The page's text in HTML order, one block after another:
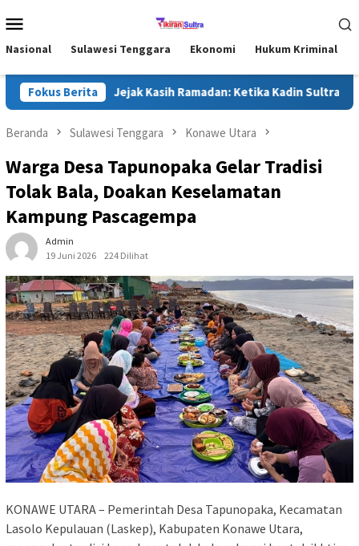
ke
Mobile
Nasional Sulawesi Tenggara Ekonomi Hukum Kriminal
Fokus BeritaJejak Kasih Ramadan: Ketika Kadin Sultra Memeluk
Beranda Sulawesi Tenggara Konawe Utara
Warga Desa Tapunopaka Gelar Tradisi
Tolak Bala, Doakan Keselamatan
Kampung Pascagempa
Admin
19 Juni 2026
224 Dilihat
KONAWE UTARA – Pemerintah Desa Tapunopaka, Kecamatan
Lasolo Kepulauan (Laskep), Kabupaten Konawe Utara,